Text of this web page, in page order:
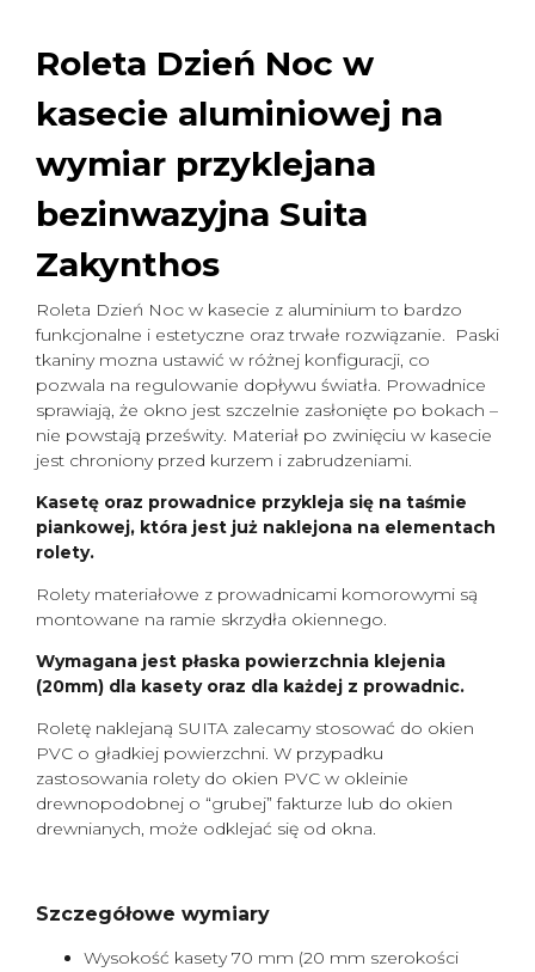
Roleta Dzień Noc w
kasecie aluminiowej na
wymiar przyklejana
bezinwazyjna Suita
Zakynthos
Roleta Dzień Noc w kasecie z aluminium to bardzo
funkcjonalne i estetyczne oraz trwałe rozwiązanie. Paski
tkaniny mozna ustawić w różnej konfiguracji, co
pozwala na regulowanie dopływu światła. Prowadnice
sprawiają, że okno jest szczelnie zasłonięte po bokach –
nie powstają prześwity. Materiał po zwinięciu w kasecie
jest chroniony przed kurzem i zabrudzeniami.
Kasetę oraz prowadnice przykleja się na taśmie
piankowej, która jest już naklejona na elementach
rolety.
Rolety materiałowe z prowadnicami komorowymi są
montowane na ramie skrzydła okiennego.
Wymagana jest płaska powierzchnia klejenia
(20mm) dla kasety oraz dla każdej z prowadnic.
Roletę naklejaną SUITA zalecamy stosować do okien
PVC o gładkiej powierzchni. W przypadku
zastosowania rolety do okien PVC w okleinie
drewnopodobnej o “grubej” fakturze lub do okien
drewnianych, może odklejać się od okna.
Szczegółowe wymiary
Wysokość kasety 70 mm (20 mm szerokości